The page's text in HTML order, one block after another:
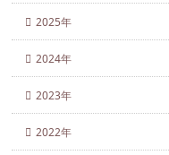
2025年
2024年
2023年
2022年